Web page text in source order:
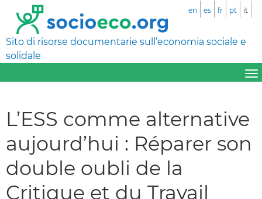
Sito di risorse documentarie sull’economia sociale e
solidale
en es fr pt it
L’ESS comme alternative
aujourd’hui : Réparer son
double oubli de la
Critique et du Travail